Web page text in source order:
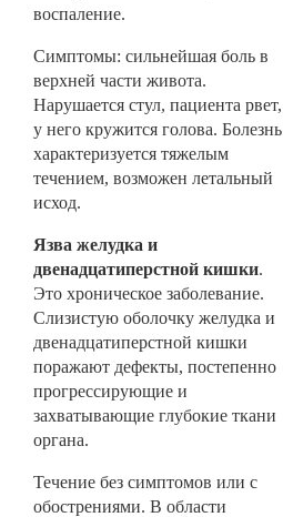
воспаление.
Симптомы: сильнейшая боль в
верхней части живота.
Нарушается стул, пациента рвет,
у него кружится голова. Болезнь
характеризуется тяжелым
течением, возможен летальный
исход.
Язва желудка и
двенадцатиперстной кишки.
Это хроническое заболевание.
Слизистую оболочку желудка и
двенадцатиперстной кишки
поражают дефекты, постепенно
прогрессирующие и
захватывающие глубокие ткани
органа.
Течение без симптомов или с
обострениями. В области